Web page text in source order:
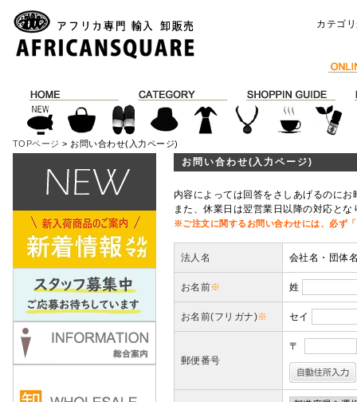
カテゴ
TOPページ > お問い合わせ(入力ページ)
お問い合わせ(入力ページ)
内容によっては回答をさしあげるのに
また、休業日は翌営業日以降の対応と
※ご注文に関するお問い合わせには、必ず
法人名 会社名・団体
お名前※ 姓
お名前(フリガナ)※ セイ
郵便番号
〒